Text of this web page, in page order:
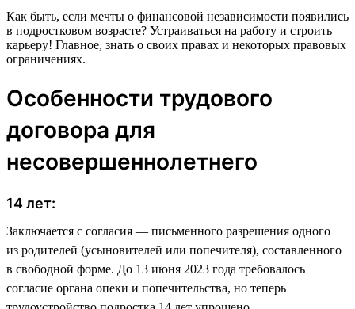
Как быть, если мечты о финансовой независимости появились
в подростковом возрасте? Устраиваться на работу и строить
карьеру! Главное, знать о своих правах и некоторых правовых
ограничениях.
Особенности трудового
договора для
несовершеннолетнего
14 лет:
Заключается с согласия — письменного разрешения одного
из родителей (усыновителей или попечителя), составленного
в свободной форме. До 13 июня 2023 года требовалось
согласие органа опеки и попечительства, но теперь